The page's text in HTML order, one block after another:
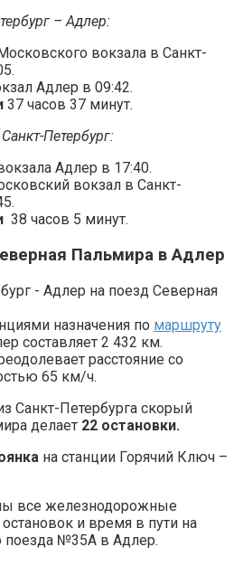
– Адлер:
вокзала в Санкт-
Адлер в 09:42.
37 часов 37 минут.
Петербург:
Адлер в 17:40.
вокзал в Санкт-
38 часов 5 минут.
Пальмира в Адлер
назначения по маршруту
составляет 2 432 км.
расстояние со
65 км/ч.
Санкт-Петербурга скорый
делает 22 остановки.
на станции Горячий Ключ –
все железнодорожные
и время в пути на
№35А в Адлер.